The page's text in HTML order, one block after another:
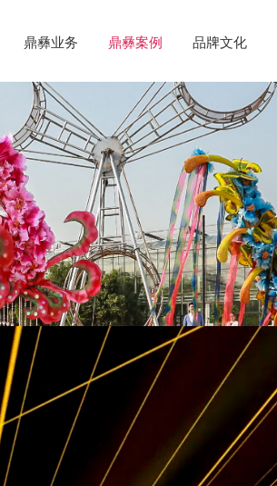
鼎彝业务 鼎彝案例 品牌文化